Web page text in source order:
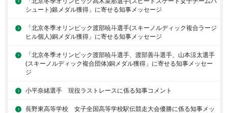
シュート)銀メダル獲得」に寄せる知事メッセージ
「北京冬季オリンピック渡部暁斗選手(スキーノルディック複合ラージ
ヒル個人)銅メダル獲得」に寄せる知事メッセージ
「北京冬季オリンピック渡部暁斗選手、渡部善斗選手、山本涼太選手
(スキーノルディック複合団体)銅メダル獲得」に寄せる知事メッセー
ジ
小平奈緒選手 現役ラストレースに係る知事コメント
長野東高等学校 女子全国高等学校駅伝競走大会優勝に係る知事メッ